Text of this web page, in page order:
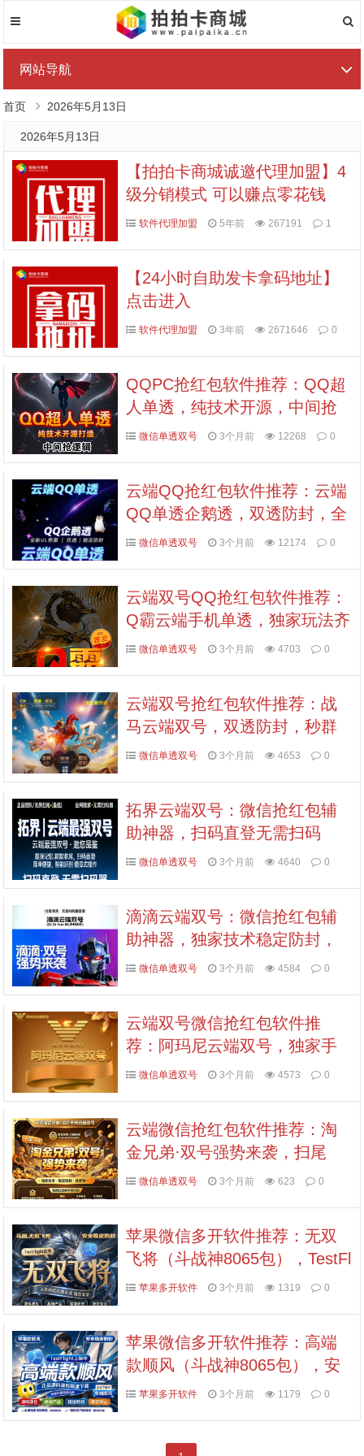
网站导航
首页 2026年5月13日
2026年5月13日
【拍拍卡商城诚邀代理加盟】4
级分销模式 可以赚点零花钱
软件代理加盟 5年前 267191 1
【24小时自助发卡拿码地址】
点击进入
软件代理加盟 3年前 2671646 0
QQPC抢红包软件推荐：QQ超
人单透，纯技术开源，中间抢
逻辑，顶级防风，激活码认准
微信单透双号 3个月前 12268 0
云端QQ抢红包软件推荐：云端
QQ单透企鹅透，双透防封，全
玩法支持，天卡授权，激活码
微信单透双号 3个月前 12174 0
云端双号QQ抢红包软件推荐：
Q霸云端手机单透，独家玩法齐
全，稳定防封，激活码认准拍
微信单透双号 3个月前 4703 0
云端双号抢红包软件推荐：战
马云端双号，双透防封，秒群
霸主，激活码认准拍拍卡商城
微信单透双号 3个月前 4653 0
拓界云端双号：微信抢红包辅
助神器，扫码直登无需扫码
器，稳定防封，激活码认准拍
微信单透双号 3个月前 4640 0
滴滴云端双号：微信抢红包辅
助神器，独家技术稳定防封，
无限组合不扣点，激活码认准
微信单透双号 3个月前 4584 0
云端双号微信抢红包软件推
荐：阿玛尼云端双号，独家手
点模式，稳定防封，授权点数
微信单透双号 3个月前 4573 0
云端微信抢红包软件推荐：淘
金兄弟·双号强势来袭，扫尾
+淘金，稳定防封，授权点数可
微信单透双号 3个月前 623 0
苹果微信多开软件推荐：无双
飞将（斗战神8065包），TestFl
ight证书加持，安全稳定防封，
苹果多开软件 3个月前 1319 0
苹果微信多开软件推荐：高端
款顺风（斗战神8065包），安
全稳定防封，TF外侧码认准拍
苹果多开软件 3个月前 1179 0